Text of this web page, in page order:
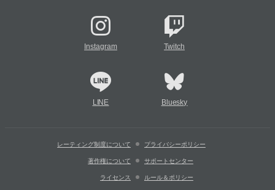
Instagram Twitch
LINE Bluesky
レーティング制度について プライバシーポリシー
著作権について サポートセンター
ライセンス ルール＆ポリシー